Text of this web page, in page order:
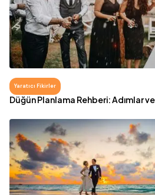
Yaratıcı Fikirler
Düğün Planlama Rehberi: Adımlar